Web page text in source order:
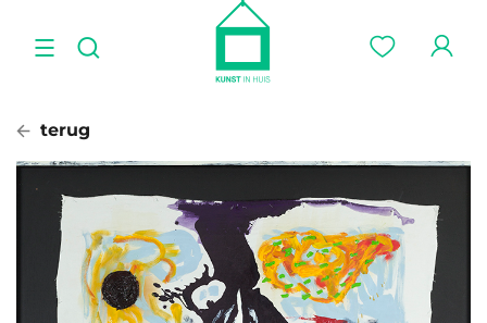
terug